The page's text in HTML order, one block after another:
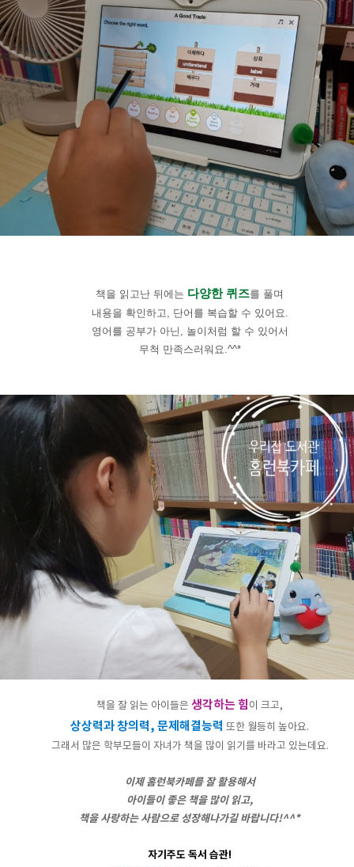
책을 읽고난 뒤에는 다양한 퀴즈를 풀며
내용을 확인하고, 단어를 복습할 수 있어요.
영어를 공부가 아닌, 놀이처럼 할 수 있어서
무척 만족스러워요.^^*
책을 잘 읽는 아이들은 생각하는 힘 이 크고,
상상력과 창의력, 문제해결능력 또한 월등히 높아요.
그래서 많은 학부모들이 자녀가 책을 많이 읽기를 바라고 있는데요.
이제 홈런북카페를 잘 활용해서
아이들이 좋은 책을 많이 읽고,
책을 사랑하는 사람으로 성장해나가길 바랍니다!^^*
자기주도 독서 습관!